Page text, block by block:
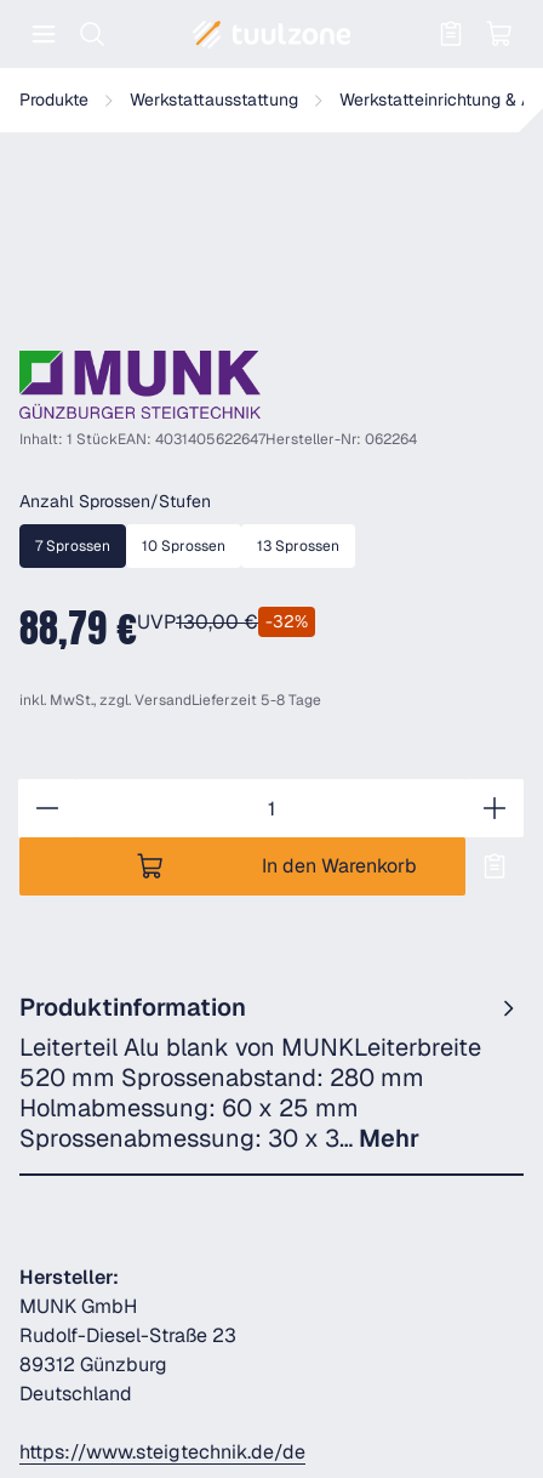
Produkte Werkstattausstattung Werkstatteinrichtung &
Munk Leiterteil Alu blank
Inhalt: 1 StückEAN: 4031405622647Hersteller-Nr: 062264
Anzahl Sprossen/Stufen
7 Sprossen 10 Sprossen 13 Sprossen
88,79 €UVP130,00 € -32%
inkl. MwSt., zzgl.VersandLieferzeit 5-8 Tage
In den Warenkorb
Produktinformation
Leiterteil Alu blank von MUNKLeiterbreite
520 mm Sprossenabstand: 280 mm
Holmabmessung: 60 x 25 mm
Sprossenabmessung: 30 x 3… Mehr
Hersteller:
MUNK GmbH
Rudolf-Diesel-Straße 23
89312 Günzburg
Deutschland
https://www.steigtechnik.de/de